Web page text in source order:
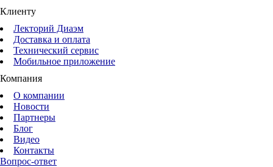
Клиенту
Лекторий Диаэм
Доставка и оплата
Технический сервис
Мобильное приложение
Компания
О компании
Новости
Партнеры
Блог
Видео
Контакты
Вопрос-ответ